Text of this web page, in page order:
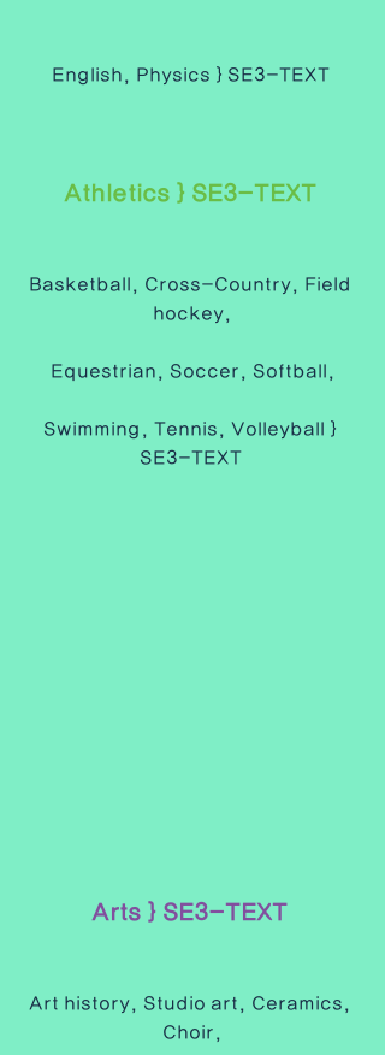
English, Physics } SE3-TEXT
Athletics } SE3-TEXT
Basketball, Cross-Country, Field
hockey,
Equestrian, Soccer, Softball,
Swimming, Tennis, Volleyball }
SE3-TEXT
Arts } SE3-TEXT
Art history, Studio art, Ceramics,
Choir,